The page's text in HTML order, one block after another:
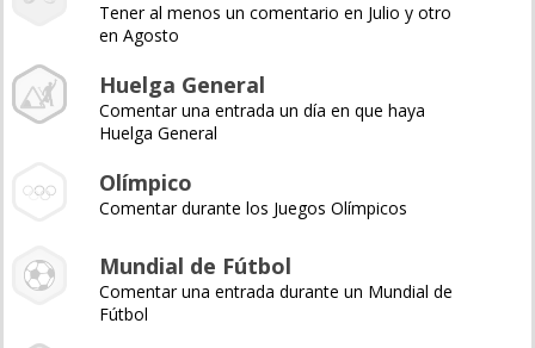
Tener al menos un comentario en Julio y otro
en Agosto
Huelga General
Comentar una entrada un día en que haya
Huelga General
Olímpico
Comentar durante los Juegos Olímpicos
Mundial de Fútbol
Comentar una entrada durante un Mundial de
Fútbol